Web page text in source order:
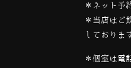
＊ネット予
＊当店はご
しておりま
＊個室は電